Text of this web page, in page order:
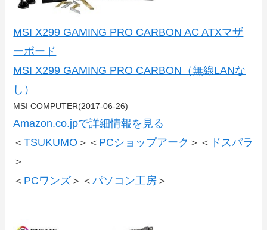
MSI X299 GAMING PRO CARBON AC ATXマザ
ーボード
MSI X299 GAMING PRO CARBON（無線LANな
し）
MSI COMPUTER(2017-06-26)
Amazon.co.jpで詳細情報を見る
＜TSUKUMO ＞＜ PCショップアーク ＞＜ ドスパラ
＞
＜ PCワンズ ＞＜パソコン工房 ＞